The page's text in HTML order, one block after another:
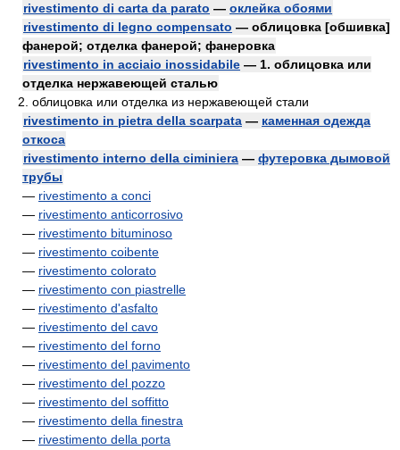
rivestimento di carta da parato — оклейка обоями
rivestimento di legno compensato — облицовка [обшивка]
фанерой; отделка фанерой; фанеровка
rivestimento in acciaio inossidabile — 1. облицовка или
отделка нержавеющей сталью
2. облицовка или отделка из нержавеющей стали
rivestimento in pietra della scarpata — каменная одежда
откоса
rivestimento interno della ciminiera — футеровка дымовой
трубы
— rivestimento a conci
— rivestimento anticorrosivo
— rivestimento bituminoso
— rivestimento coibente
— rivestimento colorato
— rivestimento con piastrelle
— rivestimento d'asfalto
— rivestimento del cavo
— rivestimento del forno
— rivestimento del pavimento
— rivestimento del pozzo
— rivestimento del soffitto
— rivestimento della finestra
— rivestimento della porta